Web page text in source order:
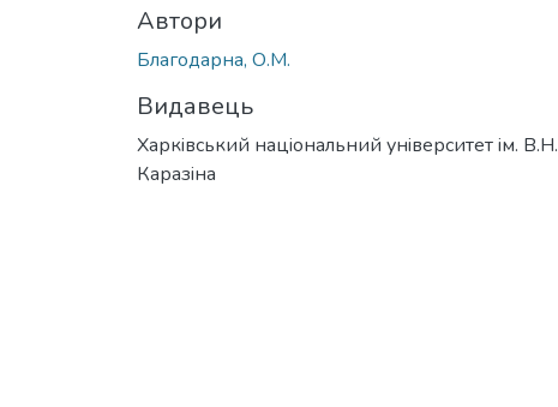
Автори
Благодарна, О.М.
Видавець
Харкiвський нацiональний унiверситет iм. В.Н.
Каразiна